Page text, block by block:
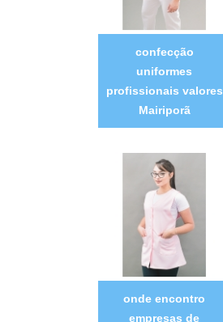
confecção
uniformes
profissionais valores
Mairiporã
onde encontro
empresas de